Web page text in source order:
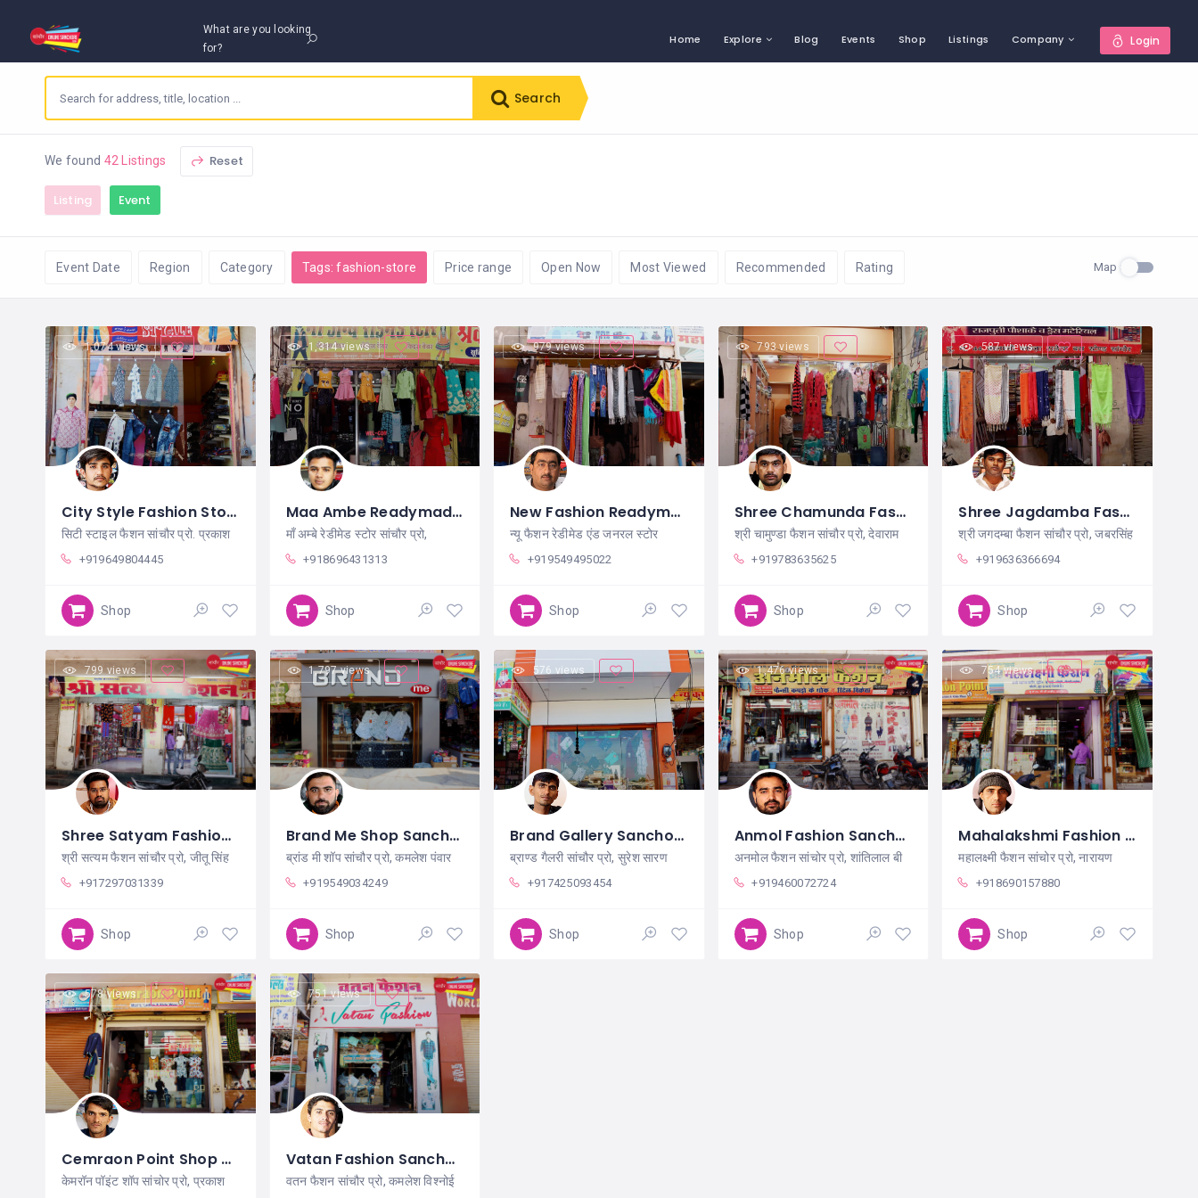
What are you looking
for?
Home Explore Blog Events Shop Listings Company Login
Search
We found 42 Listings Reset
Listing Event
Event Date Region Category Tags: fashion-store Price range Open Now Most Viewed Recommended Rating Map
1,074 views
City Style Fashion Store Sanchore
सिटी स्टाइल फैशन सांचौर प्रो. प्रकाश
+919649804445
Shop
1,314 views
Maa Ambe Readymade Store Sanchore
माँ अम्बे रेडीमेड स्टोर सांचौर प्रो,
+918696431313
Shop
979 views
New Fashion Readymade And General Store Sanchore
न्यू फैशन रेडीमेड एंड जनरल स्टोर
+919549495022
Shop
793 views
Shree Chamunda Fashion Sanchore
श्री चामुण्डा फैशन सांचौर प्रो, देवाराम
+919783635625
Shop
587 views
Shree Jagdamba Fashion Sanchore
श्री जगदम्बा फैशन सांचौर प्रो, जबरसिंह
+919636366694
Shop
799 views
Shree Satyam Fashion Sanchore
श्री सत्यम फैशन सांचौर प्रो, जीतू सिंह
+917297031339
Shop
1,797 views
Brand Me Shop Sanchore
ब्रांड मी शॉप सांचौर प्रो, कमलेश पंवार
+919549034249
Shop
576 views
Brand Gallery Sanchore
ब्राण्ड गैलरी सांचौर प्रो, सुरेश सारण
+917425093454
Shop
1,476 views
Anmol Fashion Sanchore
अनमोल फैशन सांचोर प्रो, शांतिलाल बी
+919460072724
Shop
754 views
Mahalakshmi Fashion Sanchore
महालक्ष्मी फैशन सांचोर प्रो, नारायण
+918690157880
Shop
578 views
Cemraon Point Shop Sanchore
केमरॉन पॉइंट शॉप सांचोर प्रो, प्रकाश
751 views
Vatan Fashion Sanchore
वतन फैशन सांचौर प्रो, कमलेश विश्नोई